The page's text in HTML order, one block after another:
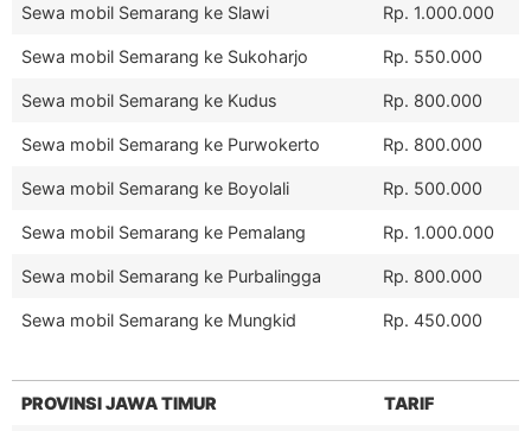
Sewa mobil Semarang ke Slawi Rp. 1.000.000
Sewa mobil Semarang ke Sukoharjo Rp. 550.000
Sewa mobil Semarang ke Kudus Rp. 800.000
Sewa mobil Semarang ke Purwokerto Rp. 800.000
Sewa mobil Semarang ke Boyolali Rp. 500.000
Sewa mobil Semarang ke Pemalang Rp. 1.000.000
Sewa mobil Semarang ke Purbalingga Rp. 800.000
Sewa mobil Semarang ke Mungkid Rp. 450.000
PROVINSI JAWA TIMUR TARIF